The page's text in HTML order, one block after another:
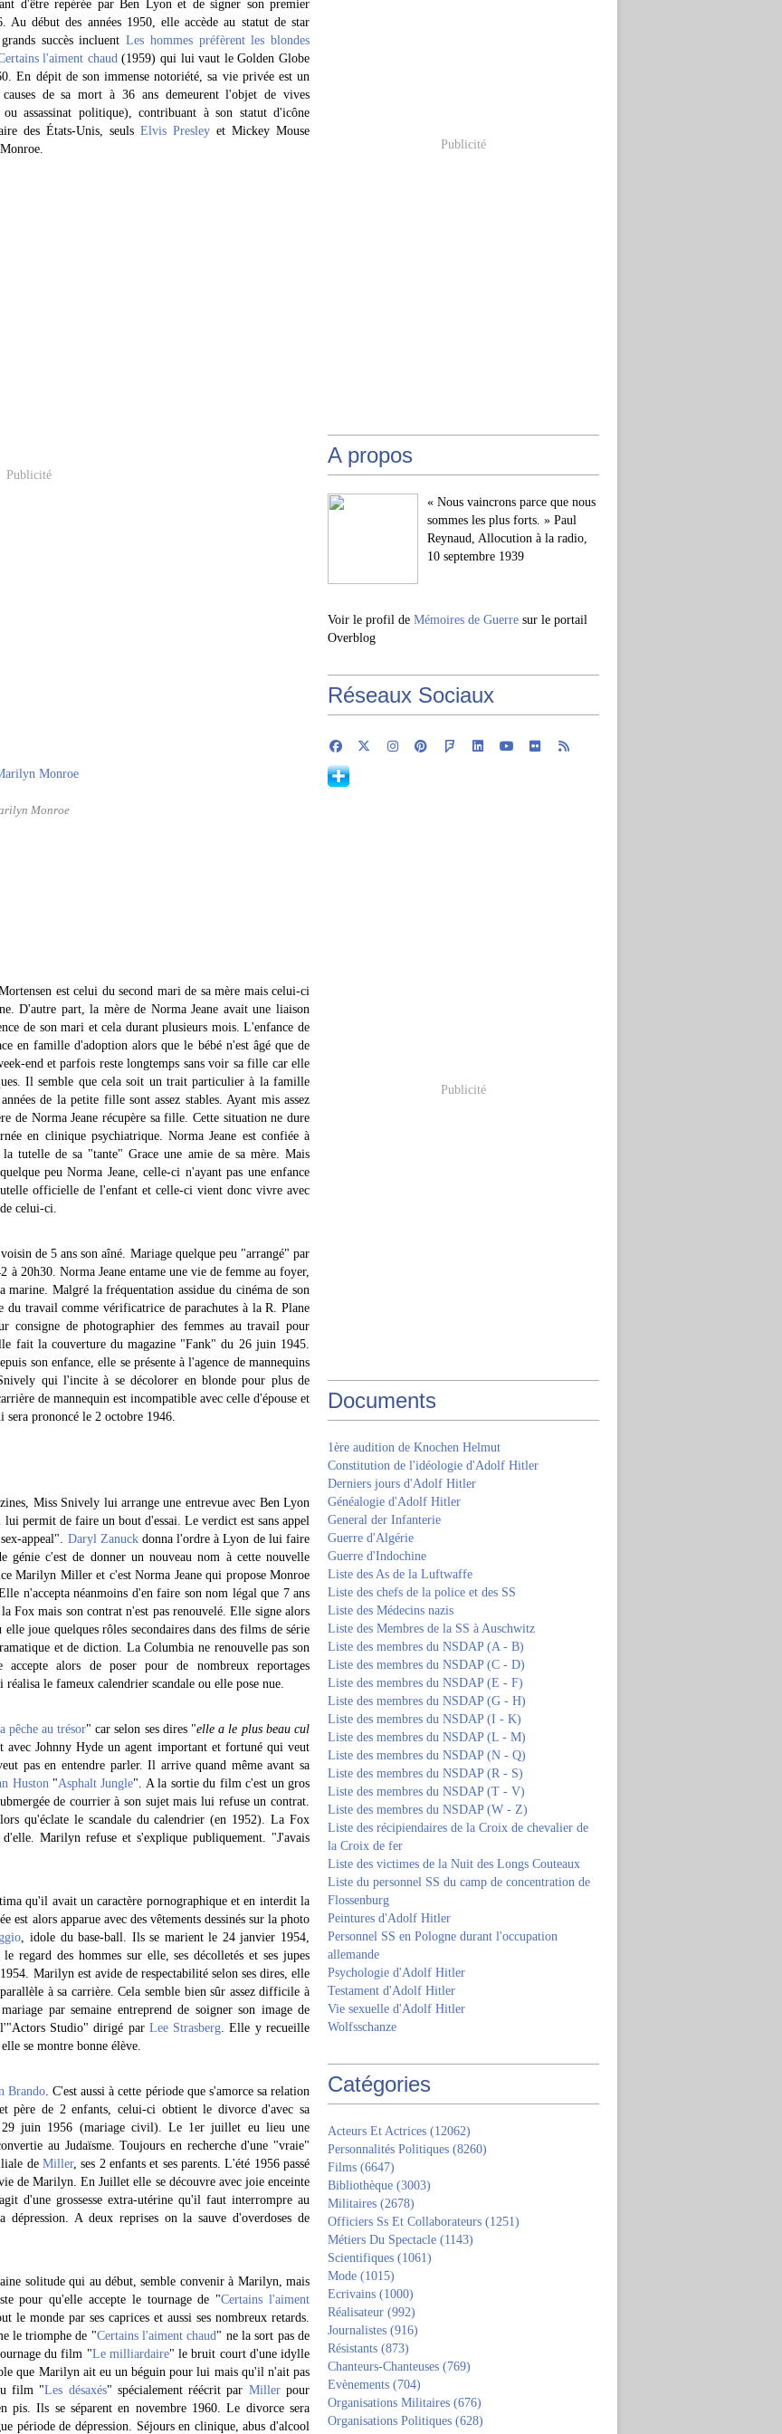
d'être repérée par Ben Lyon et de signer son premier
Au début des années 1950, elle accède au statut de star
succès incluentLes hommes préfèrent les blondes
l'aiment chaud(1959) qui lui vaut le Golden Globe
En dépit de son immense notoriété, sa vie privée est un
de sa mort à 36 ans demeurent l'objet de vives
assassinat politique), contribuant à son statut d'icône
des États-Unis, seuls Elvis Presley et Mickey Mouse
Publicité
Monroe
est celui du second mari de sa mère mais celui-ci
D'autre part, la mère de Norma Jeane avait une liaison
de son mari et cela durant plusieurs mois. L'enfance de
en famille d'adoption alors que le bébé n'est âgé que de
end et parfois reste longtemps sans voir sa fille car elle
Il semble que cela soit un trait particulier à la famille
de la petite fille sont assez stables. Ayant mis assez
de Norma Jeane récupère sa fille. Cette situation ne dure
en clinique psychiatrique. Norma Jeane est confiée à
tutelle de sa "tante" Grace une amie de sa mère. Mais
peu Norma Jeane, celle-ci n'ayant pas une enfance
officielle de l'enfant et celle-ci vient donc vivre avec
celui-ci.
de 5 ans son aîné. Mariage quelque peu "arrangé" par
20h30. Norma Jeane entame une vie de femme au foyer,
marine. Malgré la fréquentation assidue du cinéma de son
travail comme vérificatrice de parachutes à la R. Plane
consigne de photographier des femmes au travail pour
fait la couverture du magazine "Fank" du 26 juin 1945.
son enfance, elle se présente à l'agence de mannequins
qui l'incite à se décolorer en blonde pour plus de
de mannequin est incompatible avec celle d'épouse et
prononcé le 2 octobre 1946.
Miss Snively lui arrange une entrevue avec Ben Lyon
lui permit de faire un bout d'essai. Le verdict est sans appel
appeal". Daryl Zanuckdonna l'ordre à Lyon de lui faire
c'est de donner un nouveau nom à cette nouvelle
Marilyn Miller et c'est Norma Jeane qui propose Monroe
n'accepta néanmoins d'en faire son nom légal que 7 ans
Fox mais son contrat n'est pas renouvelé. Elle signe alors
joue quelques rôles secondaires dans des films de série
et de diction. La Columbia ne renouvelle pas son
alors de poser pour de nombreux reportages
le fameux calendrier scandale ou elle pose nue.
pêche au trésor" car selon ses dires "elle a le plus beau cul
avec Johnny Hyde un agent important et fortuné qui veut
pas en entendre parler. Il arrive quand même avant sa
Huston"Asphalt Jungle". A la sortie du film c'est un gros
de courrier à son sujet mais lui refuse un contrat.
qu'éclate le scandale du calendrier (en 1952). La Fox
Marilyn refuse et s'explique publiquement. "J'avais
qu'il avait un caractère pornographique et en interdit la
est alors apparue avec des vêtements dessinés sur la photo
, idole du base-ball. Ils se marient le 24 janvier 1954,
regard des hommes sur elle, ses décolletés et ses jupes
Marilyn est avide de respectabilité selon ses dires, elle
à sa carrière. Cela semble bien sûr assez difficile à
par semaine entreprend de soigner son image de
Studio" dirigé par Lee Strasberg. Elle y recueille
se montre bonne élève.
Brando. C'est aussi à cette période que s'amorce sa relation
père de 2 enfants, celui-ci obtient le divorce d'avec sa
juin 1956 (mariage civil). Le 1er juillet eu lieu une
au Judaïsme. Toujours en recherche d'une "vraie"
de Miller, ses 2 enfants et ses parents. L'été 1956 passé
de Marilyn. En Juillet elle se découvre avec joie enceinte
d'une grossesse extra-utérine qu'il faut interrompre au
A deux reprises on la sauve d'overdoses de
solitude qui au début, semble convenir à Marilyn, mais
pour qu'elle accepte le tournage de "Certains l'aiment
le monde par ses caprices et aussi ses nombreux retards.
le triomphe de "Certains l'aiment chaud" ne la sort pas de
du film "Le milliardaire" le bruit court d'une idylle
que Marilyn ait eu un béguin pour lui mais qu'il n'ait pas
film "Les désaxés" spécialement réécrit par Millerpour
Ils se séparent en novembre 1960. Le divorce sera
période de dépression. Séjours en clinique, abus d'alcool
Publicité
A propos
« Nous vaincrons parce que nous
sommes les plus forts. » Paul
Reynaud, Allocution à la radio,
10 septembre 1939
Voir le profil de Mémoires de Guerre sur le portail
Overblog
Réseaux Sociaux
Publicité
Documents
1ère audition de Knochen Helmut
Constitution de l'idéologie d'Adolf Hitler
Derniers jours d'Adolf Hitler
Généalogie d'Adolf Hitler
General der Infanterie
Guerre d'Algérie
Guerre d'Indochine
Liste des As de la Luftwaffe
Liste des chefs de la police et des SS
Liste des Médecins nazis
Liste des Membres de la SS à Auschwitz
Liste des membres du NSDAP (A - B)
Liste des membres du NSDAP (C - D)
Liste des membres du NSDAP (E - F)
Liste des membres du NSDAP (G - H)
Liste des membres du NSDAP (I - K)
Liste des membres du NSDAP (L - M)
Liste des membres du NSDAP (N - Q)
Liste des membres du NSDAP (R - S)
Liste des membres du NSDAP (T - V)
Liste des membres du NSDAP (W - Z)
Liste des récipiendaires de la Croix de chevalier de
la Croix de fer
Liste des victimes de la Nuit des Longs Couteaux
Liste du personnel SS du camp de concentration de
Flossenburg
Peintures d'Adolf Hitler
Personnel SS en Pologne durant l'occupation
allemande
Psychologie d'Adolf Hitler
Testament d'Adolf Hitler
Vie sexuelle d'Adolf Hitler
Wolfsschanze
Catégories
Acteurs Et Actrices (12062)
Personnalités Politiques (8260)
Films (6647)
Bibliothèque (3003)
Militaires (2678)
Officiers Ss Et Collaborateurs (1251)
Métiers Du Spectacle (1143)
Scientifiques (1061)
Mode (1015)
Ecrivains (1000)
Réalisateur (992)
Journalistes (916)
Résistants (873)
Chanteurs-Chanteuses (769)
Evènements (704)
Organisations Militaires (676)
Organisations Politiques (628)